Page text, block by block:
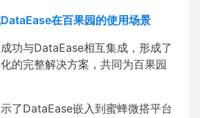
在百果园的使用场景
功与DataEase相互集成，形成了
的完整解决方案，共同为百果园
了DataEase嵌入到蜜蜂微搭平台